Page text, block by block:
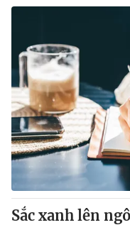
Sắc xanh lên